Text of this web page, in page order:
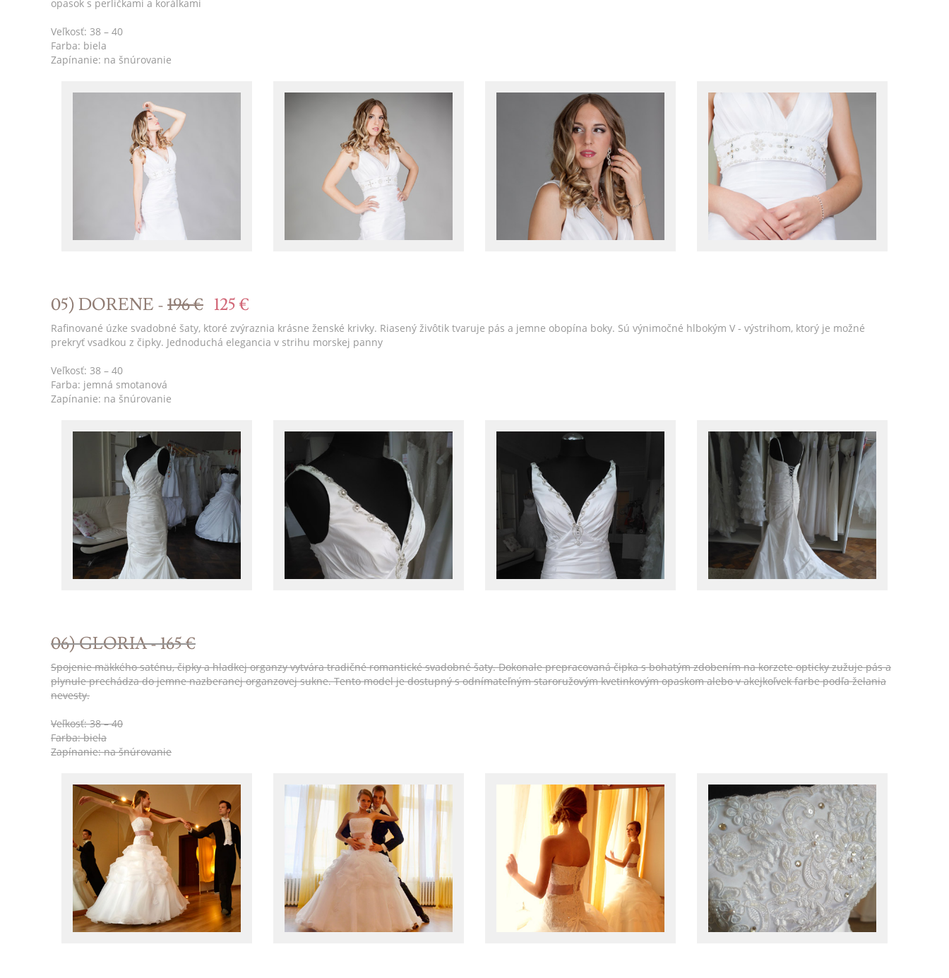
opasok s perličkami a korálkami
Veľkosť: 38 – 40
Farba: biela
Zapínanie: na šnúrovanie
05) DORENE -196 € 125 €
Rafinované úzke svadobné šaty, ktoré zvýraznia krásne ženské krivky. Riasený živôtik tvaruje pás a jemne obopína boky. Sú výnimočné hlbokým V - výstrihom, ktorý je možné
prekryť vsadkou z čipky. Jednoduchá elegancia v strihu morskej panny
Veľkosť: 38 – 40
Farba: jemná smotanová
Zapínanie: na šnúrovanie
06) GLORIA - 165 €
Spojenie mäkkého saténu, čipky a hladkej organzy vytvára tradičné romantické svadobné šaty. Dokonale prepracovaná čipka s bohatým zdobením na korzete opticky zužuje pás a
plynule prechádza do jemne nazberanej organzovej sukne. Tento model je dostupný s odnímateľným staroružovým kvetinkovým opaskom alebo v akejkoľvek farbe podľa želania
nevesty.
Veľkosť: 38 – 40
Farba: biela
Zapínanie: na šnúrovanie